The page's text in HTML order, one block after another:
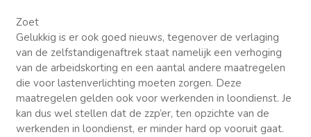
Zoet
Gelukkig is er ook goed nieuws, tegenover de verlaging
van de zelfstandigenaftrek staat namelijk een verhoging
van de arbeidskorting en een aantal andere maatregelen
die voor lastenverlichting moeten zorgen. Deze
maatregelen gelden ook voor werkenden in loondienst. Je
kan dus wel stellen dat de zzp’er, ten opzichte van de
werkenden in loondienst, er minder hard op vooruit gaat.